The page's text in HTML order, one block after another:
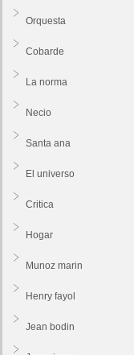
Orquesta
Cobarde
La norma
Necio
Santa ana
El universo
Critica
Hogar
Munoz marin
Henry fayol
Jean bodin